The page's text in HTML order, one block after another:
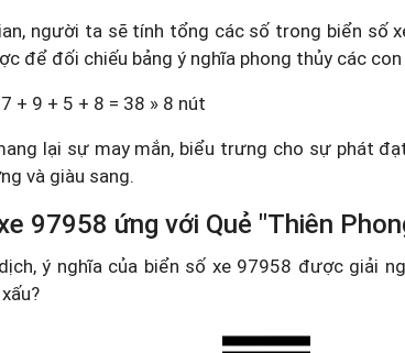
người ta sẽ tính tổng các số trong biển số
để đối chiếu bảng ý nghĩa phong thủy các con
+ 9 + 5 + 8 = 38 » 8 nút
lại sự may mắn, biểu trưng cho sự phát
và giàu sang.
97958 ứng với Quẻ "Thiên
ý nghĩa của biển số xe 97958 được giải